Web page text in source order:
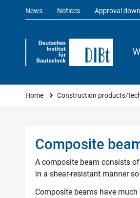
News Notices Approval
You are here
Home Construction products/
Composite
A composite beam consists
in a shear-resistant manner
Composite beams have